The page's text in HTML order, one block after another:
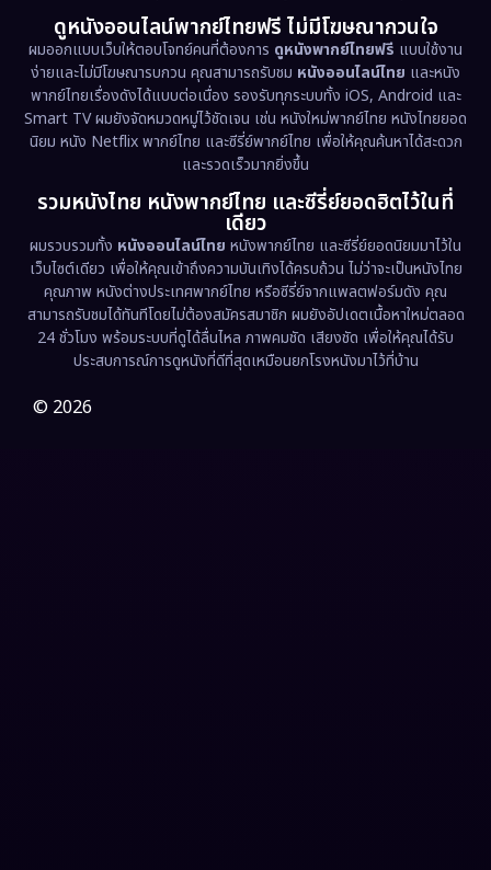
Emotional (61)
Epic มหากาพย์ (218)
Erotic (36)
Family ครอบครัว (363)
Fantasy จินตนาการ (326)
Fiction (9)
Film (57)
Gothic
ดูหนังออนไลน์พากย์ไทยฟรี ไม่มีโฆษณากวนใจ
ผมออกแบบเว็บให้ตอบโจทย์คนที่ต้องการ ดูหนังพากย์ไทยฟรี แบบใช้งาน
ง่ายและไม่มีโฆษณารบกวน คุณสามารถรับชม หนังออนไลน์ไทย และหนัง
พากย์ไทยเรื่องดังได้แบบต่อเนื่อง รองรับทุกระบบทั้ง iOS, Android และ
Smart TV ผมยังจัดหมวดหมู่ไว้ชัดเจน เช่น หนังใหม่พากย์ไทย หนังไทยยอด
นิยม หนัง Netflix พากย์ไทย และซีรี่ย์พากย์ไทย เพื่อให้คุณค้นหาได้สะดวก
และรวดเร็วมากยิ่งขึ้น
รวมหนังไทย หนังพากย์ไทย และซีรี่ย์ยอดฮิตไว้ในที่
เดียว
ผมรวบรวมทั้ง หนังออนไลน์ไทย หนังพากย์ไทย และซีรี่ย์ยอดนิยมมาไว้ใน
เว็บไซต์เดียว เพื่อให้คุณเข้าถึงความบันเทิงได้ครบถ้วน ไม่ว่าจะเป็นหนังไทย
คุณภาพ หนังต่างประเทศพากย์ไทย หรือซีรี่ย์จากแพลตฟอร์มดัง คุณ
สามารถรับชมได้ทันทีโดยไม่ต้องสมัครสมาชิก ผมยังอัปเดตเนื้อหาใหม่ตลอด
24 ชั่วโมง พร้อมระบบที่ดูได้ลื่นไหล ภาพคมชัด เสียงชัด เพื่อให้คุณได้รับ
ประสบการณ์การดูหนังที่ดีที่สุดเหมือนยกโรงหนังมาไว้ที่บ้าน
© 2026